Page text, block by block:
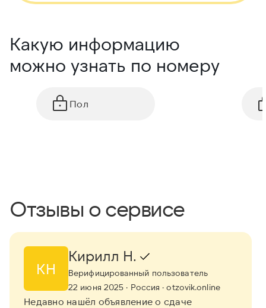
Какую информацию
можно узнать по номеру
Пол
Отзывы о сервисе
КН
Кирилл Н.
Верифицированный пользователь
22 июня 2025 · Россия · otzovik.online
Недавно нашёл объявление о сдаче